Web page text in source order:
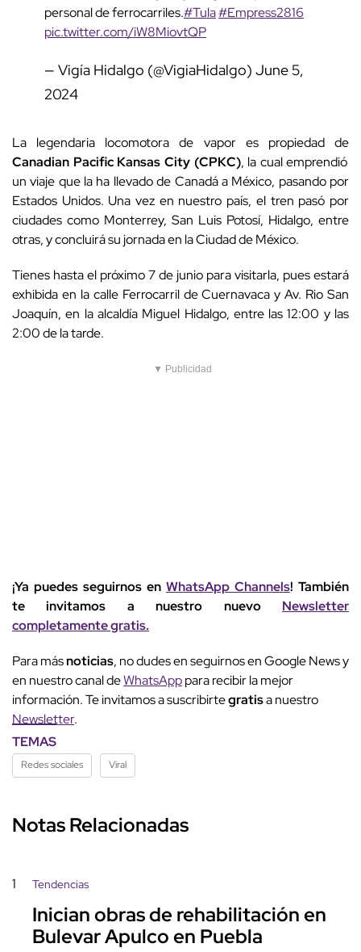
personal de ferrocarriles.#Tula#Empress2816
pic.twitter.com/iW8MiovtQP
— Vigía Hidalgo (@VigiaHidalgo) June 5,
2024
La legendaria locomotora de vapor es propiedad de
Canadian Pacific Kansas City (CPKC), la cual emprendió
un viaje que la ha llevado de Canadá a México, pasando por
Estados Unidos. Una vez en nuestro país, el tren pasó por
ciudades como Monterrey, San Luis Potosí, Hidalgo, entre
otras, y concluirá su jornada en la Ciudad de México.
Tienes hasta el próximo 7 de junio para visitarla, pues estará
exhibida en la calle Ferrocarril de Cuernavaca y Av. Rio San
Joaquín, en la alcaldía Miguel Hidalgo, entre las 12:00 y las
2:00 de la tarde.
▼ Publicidad
¡Ya puedes seguirnos en WhatsApp Channels! También
te invitamos a nuestro nuevo Newsletter
completamente gratis.
Para másnoticias, no dudes en seguirnos en Google News y
en nuestro canal deWhatsApppara recibir la mejor
información. Te invitamos a suscribirtegratisa nuestro
Newsletter.
TEMAS
Redes sociales Viral
Notas Relacionadas
1 Tendencias
Inician obras de rehabilitación en
Bulevar Apulco en Puebla